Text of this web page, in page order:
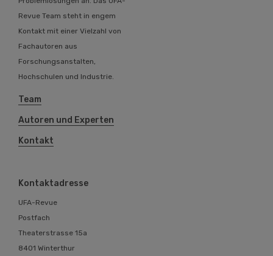
Revue Team steht in engem
Kontakt mit einer Vielzahl von
Fachautoren aus
Forschungsanstalten,
Hochschulen und Industrie.
Team
Autoren und Experten
Kontakt
Kontaktadresse
UFA-Revue
Postfach
Theaterstrasse 15a
8401 Winterthur